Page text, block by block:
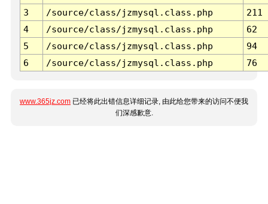
3 /source/class/jzmysql.class.php
211
4
/source/class/jzmysql.class.php
62
5
/source/class/jzmysql.class.php
94
6
/source/class/jzmysql.class.php 76
www.365jz.com 已经将此出错信息详细记录, 由此给您带来的访问不便我
们深感歉意.